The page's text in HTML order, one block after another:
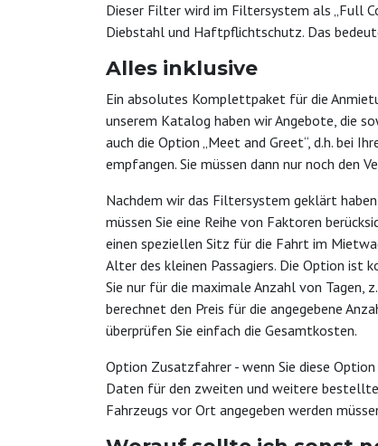
Dieser Filter wird im Filtersystem als „Full
Diebstahl und Haftpflichtschutz. Das
Alles inklusive
Ein absolutes Komplettpaket für die
unserem Katalog haben wir Angebote, die
auch die Option „Meet and Greet“, d.h. bei
empfangen. Sie müssen dann nur noch den
Nachdem wir das Filtersystem geklärt
müssen Sie eine Reihe von Faktoren
einen speziellen Sitz für die Fahrt im
Alter des kleinen Passagiers. Die Option ist
Sie nur für die maximale Anzahl von Tagen,
berechnet den Preis für die angegebene
überprüfen Sie einfach die Gesamtkosten.
Option Zusatzfahrer - wenn Sie diese
Daten für den zweiten und weitere bestellte
Fahrzeugs vor Ort angegeben werden